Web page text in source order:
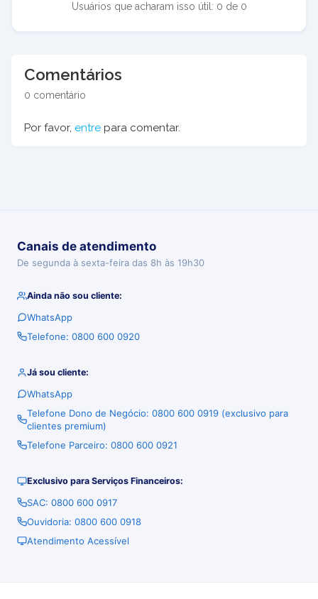
Usuários que acharam isso útil: 0 de 0
Comentários
0 comentário
Por favor, entre para comentar.
Canais de atendimento
De segunda à sexta-feira das 8h às 19h30
Ainda não sou cliente:
WhatsApp
Telefone: 0800 600 0920
Já sou cliente:
WhatsApp
Telefone Dono de Negócio: 0800 600 0919 (exclusivo para
clientes premium)
Telefone Parceiro: 0800 600 0921
Exclusivo para Serviços Financeiros:
SAC: 0800 600 0917
Ouvidoria: 0800 600 0918
Atendimento Acessível